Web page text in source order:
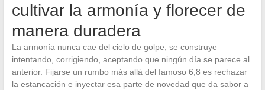
cultivar la armonía y florecer de
manera duradera
La armonía nunca cae del cielo de golpe, se construye
intentando, corrigiendo, aceptando que ningún día se parece al
anterior. Fijarse un rumbo más allá del famoso 6,8 es rechazar
la estancación e inyectar esa parte de novedad que da sabor a